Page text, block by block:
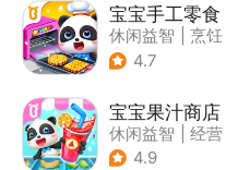
宝宝手工零食
休闲益智
烹饪
| 宝宝巴士
4.7
宝宝果汁商店
休闲益智 经营
| 宝宝巴士
4.9